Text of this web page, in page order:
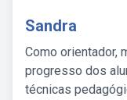
Sandra
Como orientador,
progresso dos
técnicas